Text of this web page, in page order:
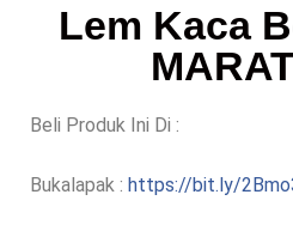
Lem Kaca
Beli Produk Ini Di :
Bukalapak : https://bit.ly/